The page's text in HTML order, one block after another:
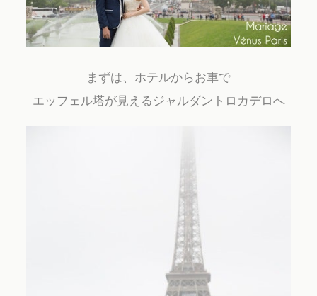
まずは、ホテルからお車で
エッフェル塔が見えるジャルダントロカデロへ